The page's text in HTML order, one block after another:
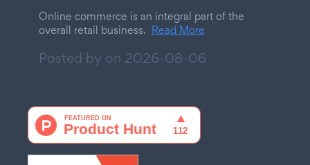
Online commerce is an integral part of the
overall retail business. Read More
Posted by on 2026-08-06